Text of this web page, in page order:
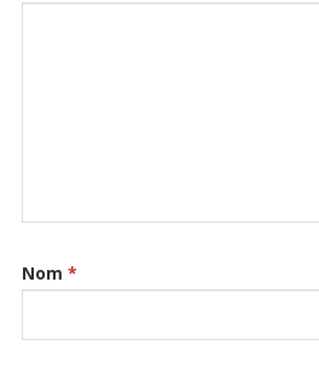
Nom *